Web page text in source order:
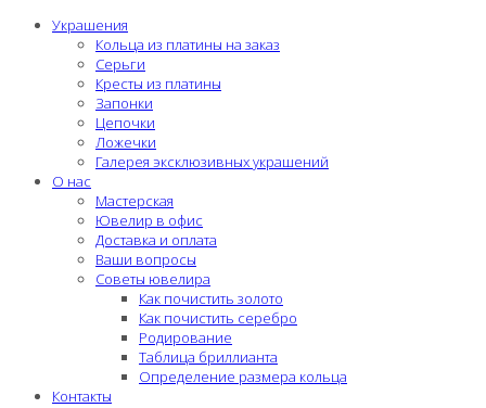
Украшения
Кольца из платины на заказ
Серьги
Кресты из платины
Запонки
Цепочки
Ложечки
Галерея эксклюзивных украшений
О нас
Мастерская
Ювелир в офис
Доставка и оплата
Ваши вопросы
Советы ювелира
Как почистить золото
Как почистить серебро
Родирование
Таблица бриллианта
Определение размера кольца
Контакты